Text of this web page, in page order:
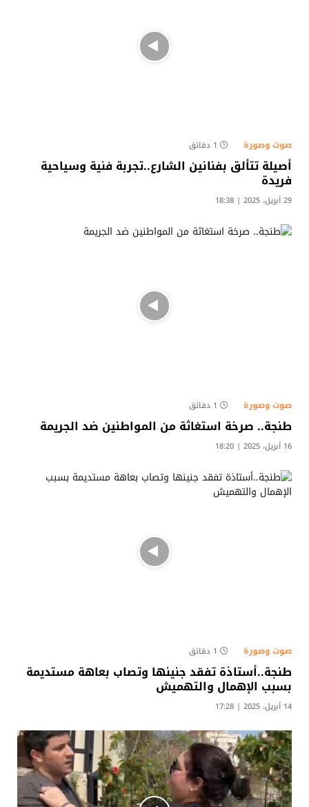
صوت وصورة 1 دقائق
أصيلة تتألق بفنانين الشارع..تجربة فنية وسياحية
فريدة
29 أبريل، 2025 | 18:38
صوت وصورة 1 دقائق
طنجة.. صرخة استغاثة من المواطنين ضد الجريمة
16 أبريل، 2025 | 18:20
صوت وصورة 1 دقائق
طنجة..أستاذة تفقد جنينها وتصاب بعاهة مستديمة
بسبب الإهمال والتهميش
14 أبريل، 2025 | 17:28